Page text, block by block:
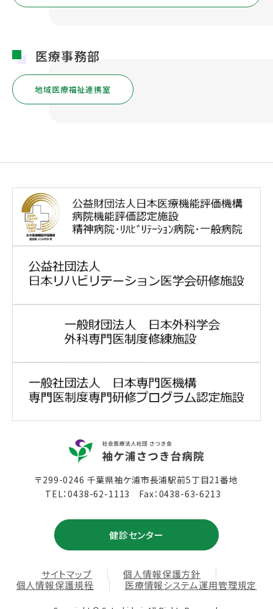
医療事務部
地域医療福祉連携室
〒299-0246 千葉県袖ケ浦市長浦駅前5丁目21番地
TEL：0438-62-1113 Fax：0438-63-6213
健診センター
サイトマップ
個人情報保護方針
個人情報保護規程
医療情報システム運用管理規定